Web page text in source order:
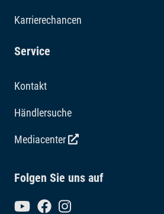
Karrierechancen
Service
Kontakt
Händlersuche
Mediacenter
Folgen Sie uns auf